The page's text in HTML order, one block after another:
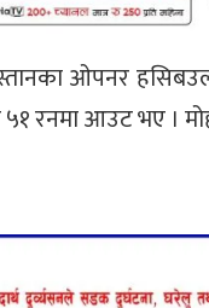
ओपनर
५१ रनमा आउट भए ।